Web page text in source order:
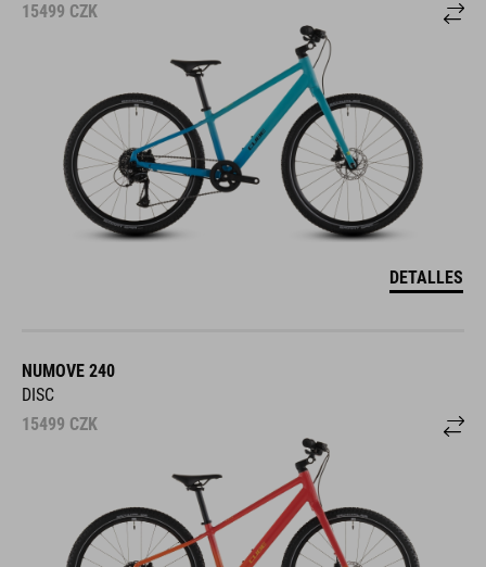
15499 CZK
DETALLES
NUMOVE 240
DISC
15499 CZK